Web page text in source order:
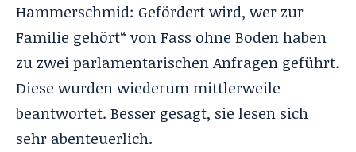
Hammerschmid: Gefördert wird, wer zur
Familie gehört“ von Fass ohne Boden haben
zu zwei parlamentarischen Anfragen geführt.
Diese wurden wiederum mittlerweile
beantwortet. Besser gesagt, sie lesen sich
sehr abenteuerlich.